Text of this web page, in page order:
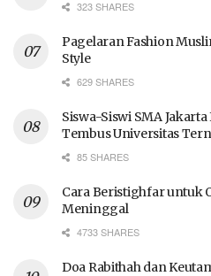
323 SHARES
Pagelaran Fashion
Style
629 SHARES
Siswa-Siswi SMA
Tembus Universitas
85 SHARES
Cara Beristighfar untuk
Meninggal
4733 SHARES
Doa Rabithah dan